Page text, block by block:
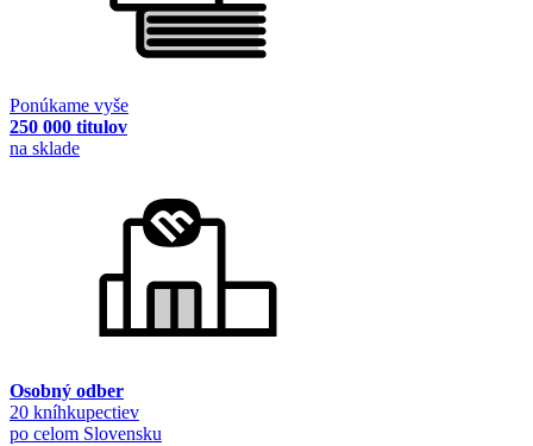
Ponúkame vyše
250 000 titulov
na sklade
Osobný odber
20 kníhkupectiev
po celom Slovensku